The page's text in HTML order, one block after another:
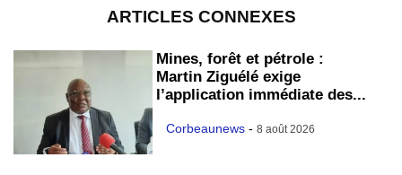
ARTICLES CONNEXES
Mines, forêt et pétrole :
Martin Ziguélé exige
l’application immédiate des...
Corbeaunews - 8 août 2026